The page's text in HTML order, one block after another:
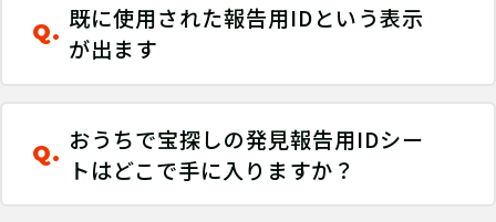
Q. 既に使用された報告用IDという表示
が出ます
Q. おうちで宝探しの発見報告用IDシー
トはどこで手に入りますか？